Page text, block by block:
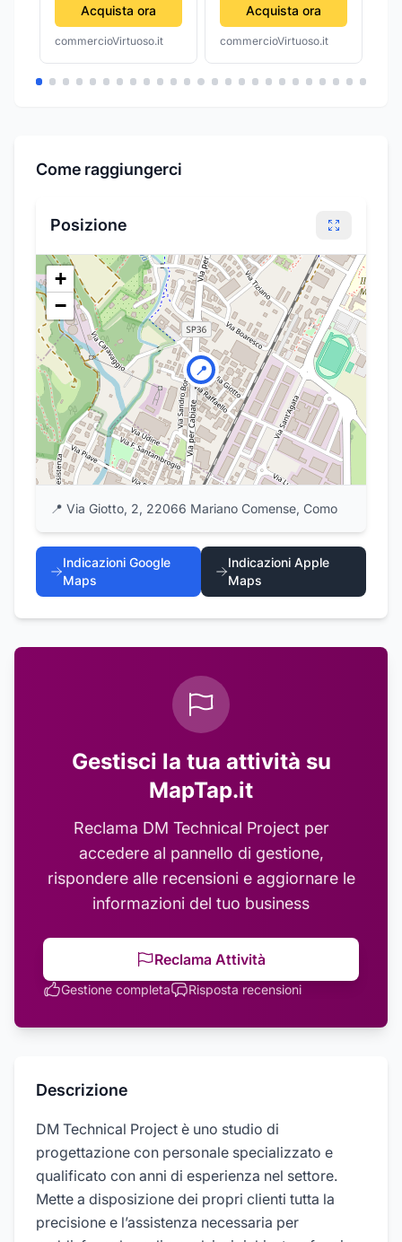
Acquista ora
commercioVirtuoso.it
Acquista ora
commercioVirtuoso.it
Come raggiungerci
Posizione
📍
+
−
📍 Via Giotto, 2, 22066 Mariano Comense, Como
Indicazioni Google
Maps
Indicazioni Apple
Maps
Gestisci la tua attività su
MapTap.it
Reclama DM Technical Projectper
accedere al pannello di gestione,
rispondere alle recensioni e aggiornare le
informazioni del tuo business
Reclama Attività
Gestione completa Risposta recensioni
Descrizione
DM Technical Project è uno studio di
progettazione con personale specializzato e
qualificato con anni di esperienza nel settore.
Mette a disposizione dei propri clienti tutta la
precisione e l’assistenza necessaria per